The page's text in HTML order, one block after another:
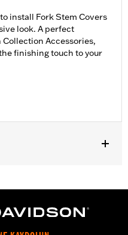
install Fork Stem Covers
look. A perfect
Accessories,
finishing touch to your
FXDS-CONV and ’90-’17
and FLSTN and ’86-’17